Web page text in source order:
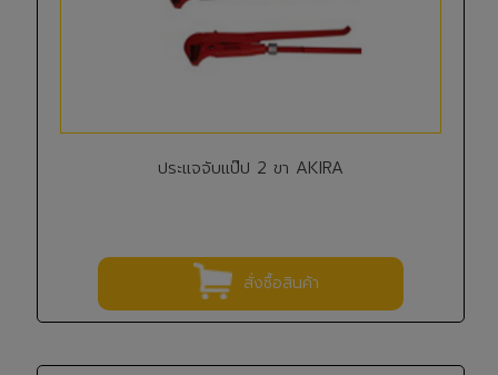
ประแจจับแป๊ป 2 ขา AKIRA
สั่งซื้อสินค้า